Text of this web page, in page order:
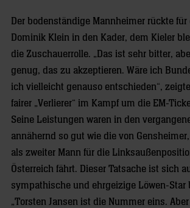
Der bodenständige Mannheimer rückte
Dominik Klein in den Kader, dem Kieler
die Zuschauerrolle. „Das ist sehr bitter,
genug, das zu akzeptieren. Wäre ich
ich vielleicht genauso entschieden“,
fairer „Verlierer“ im Kampf um die EM-
Seine Leistungen waren in den
annähernd so gut wie die von
als zweiter Mann für die
Österreich fährt. Dieser Tatsache ist sich
sympathische und ehrgeizige Löwen-Star
„Torsten Jansen ist die Nummer eins.